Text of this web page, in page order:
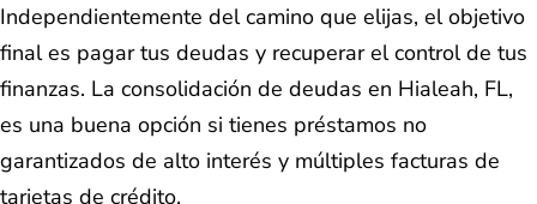
Independientemente del camino que elijas, el objetivo
final es pagar tus deudas y recuperar el control de tus
finanzas. La consolidación de deudas en Hialeah, FL,
es una buena opción si tienes préstamos no
garantizados de alto interés y múltiples facturas de
tarjetas de crédito.